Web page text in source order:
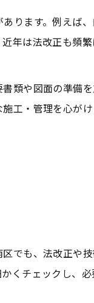
ります。例えば
年は法改正も頻繁
類や図面の準備
工・管理を心がけ
でも、法改正や
くチェックし、